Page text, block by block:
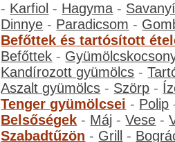
- Karfiol - Hagyma -
Dinnye - Paradicsom -
Befőttek és tartósított
Befőttek -
Kandírozott gyümölcs -
Aszalt gyümölcs - Szörp -
Tenger gyümölcsei - Polip
Belsőségek - Máj -Vese -
Szabadtűzön - Grill -